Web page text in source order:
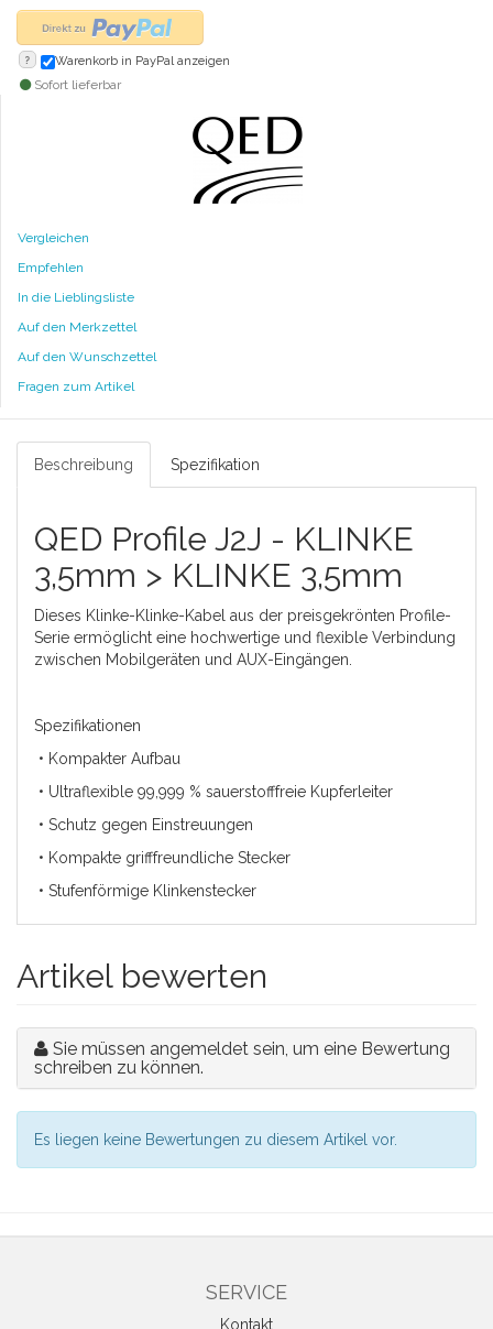
? Warenkorb in PayPal anzeigen
Sofort lieferbar
Vergleichen
Empfehlen
In die Lieblingsliste
Auf den Merkzettel
Auf den Wunschzettel
Fragen zum Artikel
Beschreibung Spezifikation
QED Profile J2J - KLINKE
3,5mm > KLINKE 3,5mm
Dieses Klinke-Klinke-Kabel aus der preisgekrönten Profile-
Serie ermöglicht eine hochwertige und flexible Verbindung
zwischen Mobilgeräten und AUX-Eingängen.
Spezifikationen
• Kompakter Aufbau
• Ultraflexible 99,999 % sauerstofffreie Kupferleiter
• Schutz gegen Einstreuungen
• Kompakte grifffreundliche Stecker
• Stufenförmige Klinkenstecker
Artikel bewerten
Sie müssen angemeldet sein, um eine Bewertung
schreiben zu können.
Es liegen keine Bewertungen zu diesem Artikel vor.
SERVICE
Kontakt